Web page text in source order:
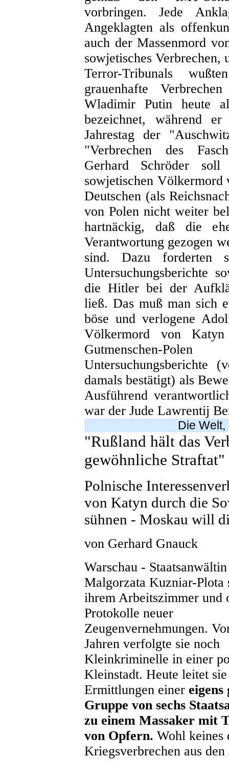
vorbringen. Jede
Angeklagten als
auch der Massenmord
sowjetisches Verbrechen,
Terror-Tribunals
grauenhafte
Wladimir Putin heute
bezeichnet, während
Jahrestag der
"Verbrechen des
Gerhard Schröder
sowjetischen Völkermord
Deutschen (als
von Polen nicht weiter
hartnäckig, daß die
Verantwortung gezogen
sind. Dazu
Untersuchungsberichte
die Hitler bei der
ließ. Das muß man sich
böse und verlogene
Völkermord von
Gutmenschen-
Untersuchungsberichte
damals bestätigt) als
Ausführend
war der Jude Lawrentij
Die Welt,
"Rußland hält das
gewöhnliche Straftat"
Polnische
von Katyn durch die
sühnen - Moskau will
von Gerhard Gnauck
Warschau - Staatsanwältin
Malgorzata Kuzniar-Plota
ihrem Arbeitszimmer und
Protokolle neuer
Zeugenvernehmungen.
Jahren verfolgte sie noch
Kleinkriminelle in einer
Kleinstadt. Heute leitet
Ermittlungen einer eigens
Gruppe von sechs
zu einem Massaker mit
von Opfern. Wohl keines
Kriegsverbrechen aus den